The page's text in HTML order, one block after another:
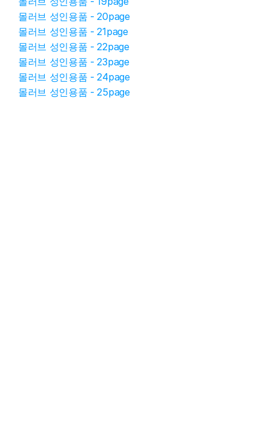
몰러브 성인용품 - 20page
몰러브 성인용품 - 21page
몰러브 성인용품 - 22page
몰러브 성인용품 - 23page
몰러브 성인용품 - 24page
몰러브 성인용품 - 25page